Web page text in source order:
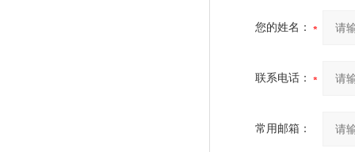
您的姓名：
联系电话：
常用邮箱：